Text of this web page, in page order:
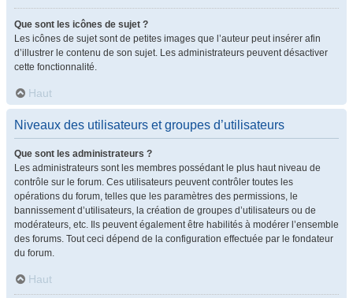
Que sont les icônes de sujet ?
Les icônes de sujet sont de petites images que l’auteur peut insérer afin
d’illustrer le contenu de son sujet. Les administrateurs peuvent désactiver
cette fonctionnalité.
Haut
Niveaux des utilisateurs et groupes d’utilisateurs
Que sont les administrateurs ?
Les administrateurs sont les membres possédant le plus haut niveau de
contrôle sur le forum. Ces utilisateurs peuvent contrôler toutes les
opérations du forum, telles que les paramètres des permissions, le
bannissement d’utilisateurs, la création de groupes d’utilisateurs ou de
modérateurs, etc. Ils peuvent également être habilités à modérer l’ensemble
des forums. Tout ceci dépend de la configuration effectuée par le fondateur
du forum.
Haut